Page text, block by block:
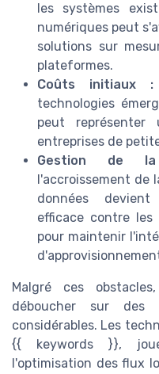
les systèmes
numériques peut
solutions sur
plateformes.
Coûts initiaux :
technologies
peut représenter
entreprises de
Gestion de
l'accroissement de
données
efficace contre les
pour maintenir
Malgré ces
déboucher sur des
considérables. Les
{{ keywords }},
l'optimisation des flux